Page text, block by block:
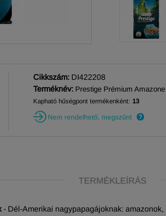
Cikkszám: DI422208
Terméknév: Prestige Prémium
Kapható hűségpont termékenként: 13
Nem rendelhető, megszűnt
TERMÉKLEÍRÁS
- Dél-Amerikai nagypapagájoknak: amazonok,